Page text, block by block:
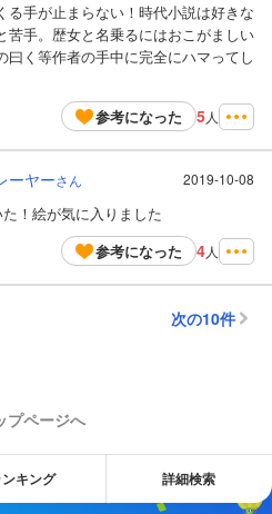
る手が止まらない！時代小説は好きな
苦手。歴女と名乗るにはおこがましい
く等作者の手中に完全にハマってし
参考になった 5人
ーヤーさん 2019-10-08
！絵が気に入りました
参考になった 4人
次の10件
プページへ
キング 詳細検索